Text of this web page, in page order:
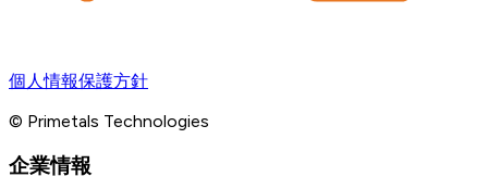
個人情報保護方針
© Primetals Technologies
企業情報